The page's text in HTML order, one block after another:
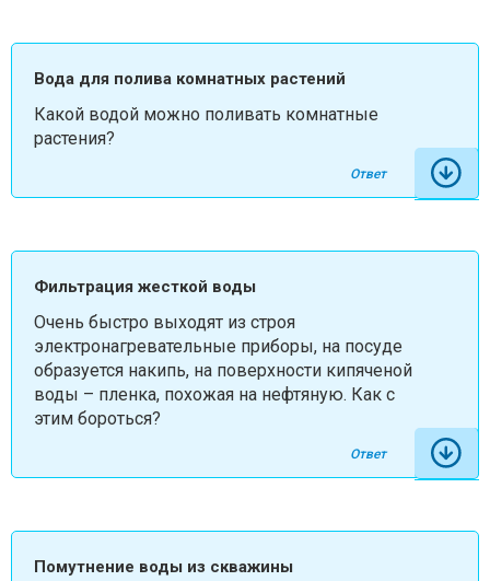
Вода для полива комнатных растений
Какой водой можно поливать комнатные
растения?
Ответ
Фильтрация жесткой воды
Очень быстро выходят из строя
электронагревательные приборы, на посуде
образуется накипь, на поверхности кипяченой
воды – пленка, похожая на нефтяную. Как с
этим бороться?
Ответ
Помутнение воды из скважины